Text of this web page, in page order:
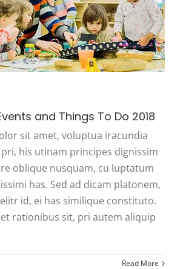
and Things To Do 2018
sit amet, voluptua iracundia
his utinam principes dignissim
oblique nusquam, cu luptatum
has. Sed ad dicam platonem,
id, ei has similique constituto.
rationibus sit, pri autem aliquip
Read More